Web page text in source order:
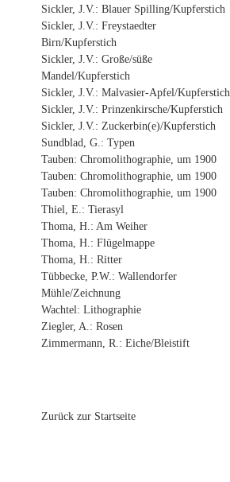
Sickler, J.V.: Blauer Spilling/Kupferstich
Sickler, J.V.: Freystaedter
Birn/Kupferstich
Sickler, J.V.: Große/süße
Mandel/Kupferstich
Sickler, J.V.: Malvasier-Apfel/Kupferstich
Sickler, J.V.: Prinzenkirsche/Kupferstich
Sickler, J.V.: Zuckerbin(e)/Kupferstich
Sundblad, G.: Typen
Tauben: Chromolithographie, um 1900
Tauben: Chromolithographie, um 1900
Tauben: Chromolithographie, um 1900
Thiel, E.: Tierasyl
Thoma, H.: Am Weiher
Thoma, H.: Flügelmappe
Thoma, H.: Ritter
Tübbecke, P.W.: Wallendorfer
Mühle/Zeichnung
Wachtel: Lithographie
Ziegler, A.: Rosen
Zimmermann, R.: Eiche/Bleistift
Zurück zur Startseite